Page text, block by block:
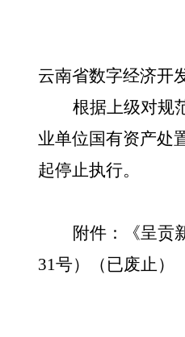
云南省数字经济开
根据上级对规
业单位国有资产处
起停止执行。
附件：《呈贡
31号）（已废止）